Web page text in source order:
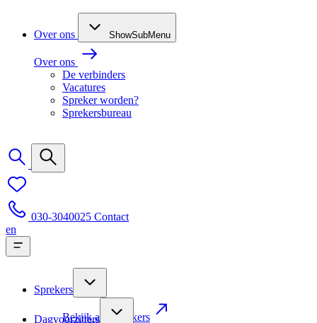
Over ons ShowSubMenu
Over ons
De verbinders
Vacatures
Spreker worden?
Sprekersbureau
030-3040025 Contact
en
Sprekers
Bekijk alle sprekers
Dagvoorzitters